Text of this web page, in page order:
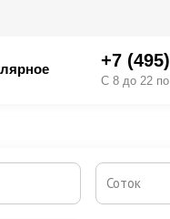
+7 (495)
С 8 до 22
Соток